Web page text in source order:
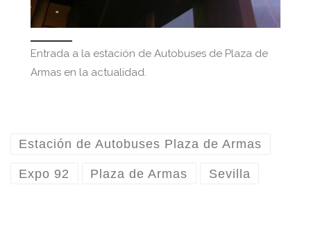
Entrada a la estación de Autobuses de Plaza de
Armas en la actualidad.
Estación de Autobuses Plaza de Armas
Expo 92 Plaza de Armas Sevilla